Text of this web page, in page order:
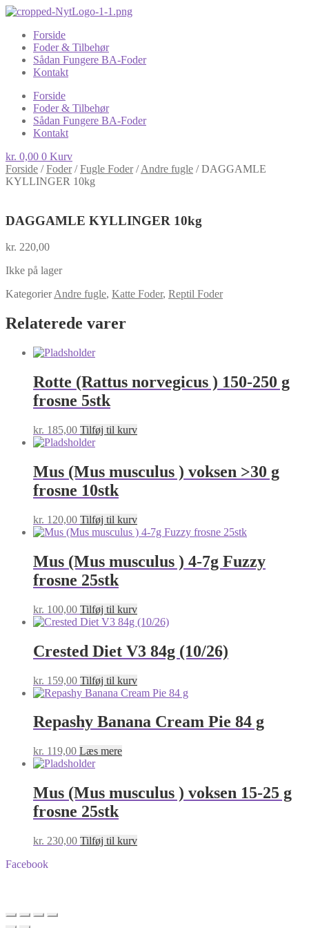
Forside
Foder & Tilbehør
Sådan Fungere BA-Foder
Kontakt
Forside
Foder & Tilbehør
Sådan Fungere BA-Foder
Kontakt
kr. 0,00 0 Kurv
Forside /Foder/Fugle Foder/Andre fugle /DAGGAMLE
KYLLINGER 10kg
DAGGAMLE KYLLINGER 10kg
kr. 220,00
Ikke på lager
KategorierAndre fugle, Katte Foder, Reptil Foder
Relaterede varer
Rotte (Rattus norvegicus ) 150-250 g
frosne 5stk
kr. 185,00 Tilføj til kurv
Mus (Mus musculus ) voksen >30 g
frosne 10stk
kr. 120,00 Tilføj til kurv
Mus (Mus musculus ) 4-7g Fuzzy
frosne 25stk
kr. 100,00 Tilføj til kurv
Crested Diet V3 84g (10/26)
kr. 159,00 Tilføj til kurv
Repashy Banana Cream Pie 84 g
kr. 119,00 Læs mere
Mus (Mus musculus ) voksen 15-25 g
frosne 25stk
kr. 230,00 Tilføj til kurv
Facebook